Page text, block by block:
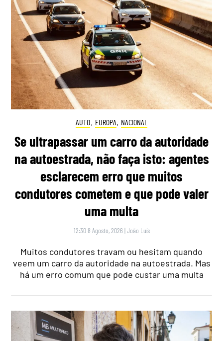
AUTO, EUROPA, NACIONAL
Se ultrapassar um carro da autoridade
na autoestrada, não faça isto: agentes
esclarecem erro que muitos
condutores cometem e que pode valer
uma multa
12:30 8 Agosto, 2026 |João Luís
Muitos condutores travam ou hesitam quando
veem um carro da autoridade na autoestrada. Mas
há um erro comum que pode custar uma multa